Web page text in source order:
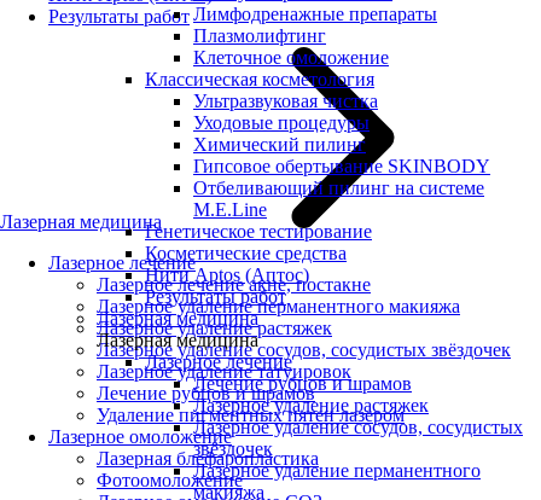
Результаты работ
Лазерная медицина
Лазерное лечение
Лазерное лечение акне, постакне
Лазерное удаление перманентного макияжа
Лазерное удаление растяжек
Лазерное удаление сосудов, сосудистых звёздочек
Лазерное удаление татуировок
Лечение рубцов и шрамов
Удаление пигментных пятен лазером
Лазерное омоложение
Лазерная блефаропластика
Фотоомоложение
Лимфодренажные препараты
Плазмолифтинг
Клеточное омоложение
Классическая косметология
Ультразвуковая чистка
Уходовые процедуры
Химический пилинг
Гипсовое обертывание SKINBODY
Отбеливающий пилинг на системе
M.E.Line
Генетическое тестирование
Косметические средства
Нити Aptos (Аптос)
Результаты работ
Лазерная медицина
Лазерная медицина
Лазерное лечение
Лечение рубцов и шрамов
Лазерное удаление растяжек
Лазерное удаление сосудов, сосудистых
звёздочек
Лазерное удаление перманентного
макияжа